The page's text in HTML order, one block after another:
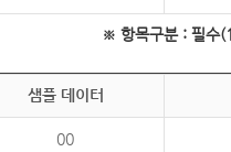
※ 항목구분 : 필수
샘플 데이터
00